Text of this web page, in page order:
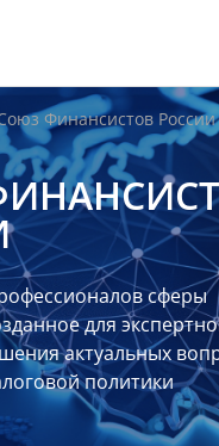
Финансистов России
сферы
для
актуальных
политики